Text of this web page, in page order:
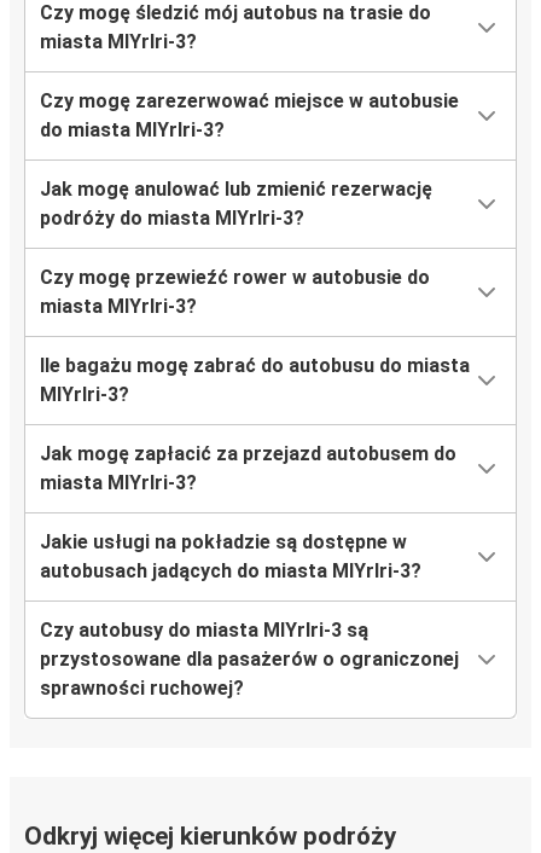
Czy mogę śledzić mój autobus na trasie do
miasta MlYrlri-3?
Czy mogę zarezerwować miejsce w autobusie
do miasta MlYrlri-3?
Jak mogę anulować lub zmienić rezerwację
podróży do miasta MlYrlri-3?
Czy mogę przewieźć rower w autobusie do
miasta MlYrlri-3?
Ile bagażu mogę zabrać do autobusu do miasta
MlYrlri-3?
Jak mogę zapłacić za przejazd autobusem do
miasta MlYrlri-3?
Jakie usługi na pokładzie są dostępne w
autobusach jadących do miasta MlYrlri-3?
Czy autobusy do miasta MlYrlri-3 są
przystosowane dla pasażerów o ograniczonej
sprawności ruchowej?
Odkryj więcej kierunków podróży